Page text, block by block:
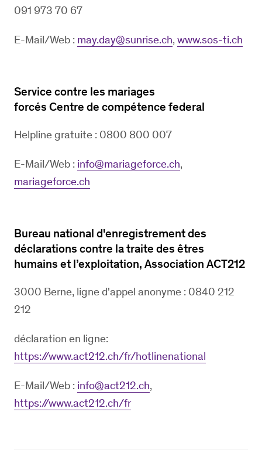
091 973 70 67
E-Mail/Web : may.day@sunrise.ch, www.sos-ti.ch
Service contre les mariages
forcés Centre de compétence federal
Helpline gratuite : 0800 800 007
E-Mail/Web : info@mariageforce.ch,
mariageforce.ch
Bureau national d'enregistrement des
déclarations contre la traite des êtres
humains et l’exploitation, Association ACT212
3000 Berne, ligne d'appel anonyme : 0840 212
212
déclaration en ligne:
https://www.act212.ch/fr/hotlinenational
E-Mail/Web : info@act212.ch,
https://www.act212.ch/fr